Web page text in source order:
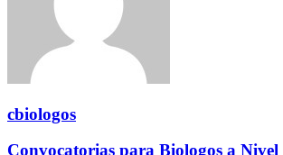
cbiologos
Convocatorias para Biologos a